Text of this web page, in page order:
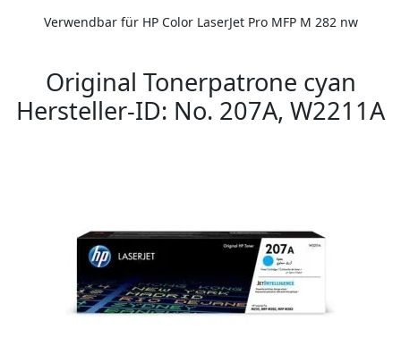
Verwendbar für HP Color LaserJet Pro MFP M 282 nw
Original Tonerpatrone cyan
Hersteller-ID: No. 207A, W2211A